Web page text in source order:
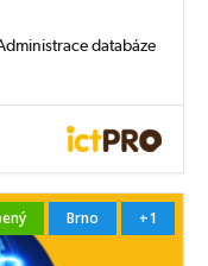
databáze
Brno +1